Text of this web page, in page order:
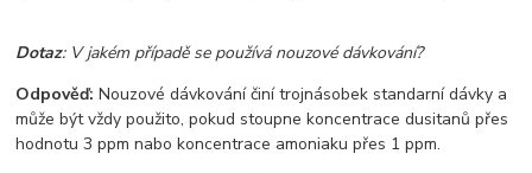
Dotaz: V jakém případě se používá nouzové dávkování?
Odpověď: Nouzové dávkování činí trojnásobek standarní dávky a
může být vždy použito, pokud stoupne koncentrace dusitanů přes
hodnotu 3 ppm nabo koncentrace amoniaku přes 1 ppm.